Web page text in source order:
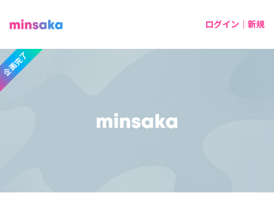
ログイン｜新規
企画完了